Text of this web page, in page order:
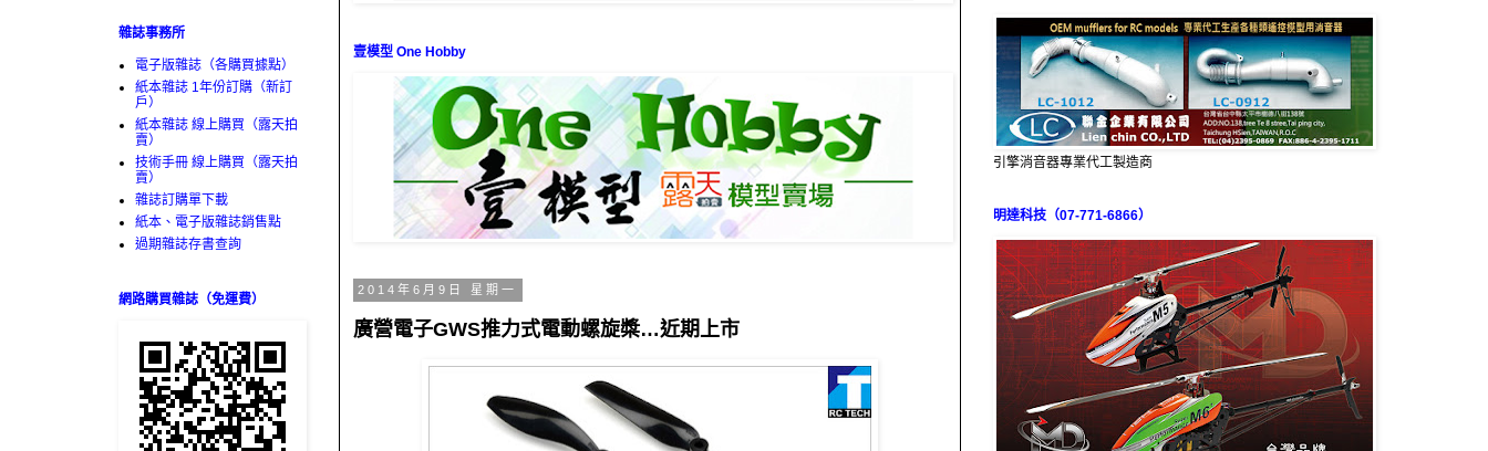
壹模型 One Hobby
2014年6月9日 星期一
廣營電子GWS推力式電動螺旋槳…近期上市
雜誌事務所
電子版雜誌（各購買據點）
紙本雜誌 1年份訂購（新訂
戶）
紙本雜誌 線上購買（露天拍
賣）
技術手冊 線上購買（露天拍
賣）
雜誌訂購單下載
紙本、電子版雜誌銷售點
過期雜誌存書查詢
網路購買雜誌（免運費）
引擎消音器專業代工製造商
明達科技（07-771-6866）